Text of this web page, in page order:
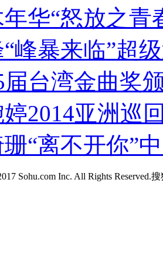
华“怒放之青
峰暴来临”超
届台湾金曲奖
2014亚洲巡
“离不开你”
Sohu.com Inc. All Rights Reserved.